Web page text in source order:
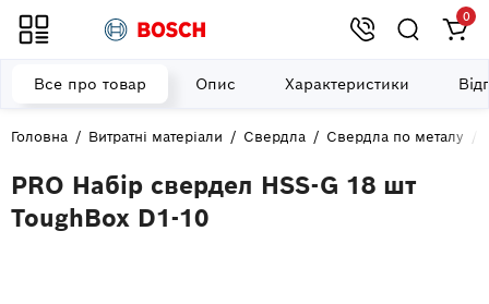
0
Головна Витратні матеріали Свердла Свердла по металу
PRO Набір свердел HSS-G 18 шт
ToughBox D1-10
Все про товар Опис Характеристики